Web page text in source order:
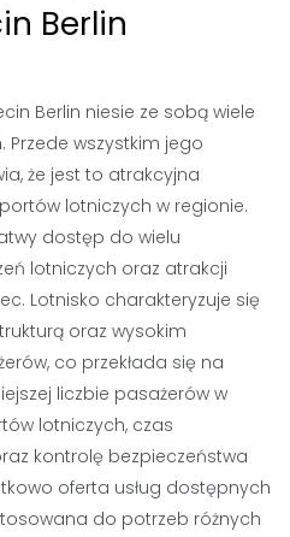
Berlin
Berlin niesie ze sobą wiele
wszystkim jego
że jest to atrakcyjna
lotniczych w regionie.
dostęp do wielu
lotniczych oraz atrakcji
Lotnisko charakteryzuje się
oraz wysokim
co przekłada się na
liczbie pasażerów w
lotniczych, czas
kontrolę bezpieczeństwa
oferta usług dostępnych
do potrzeb różnych